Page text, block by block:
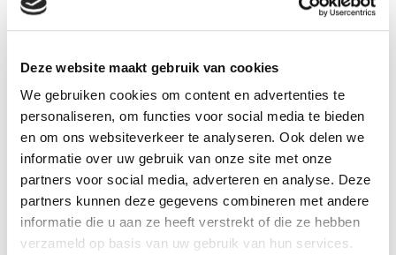
Deze website maakt gebruik van cookies
We gebruiken cookies om content en advertenties te
personaliseren, om functies voor social media te bieden
en om ons websiteverkeer te analyseren. Ook delen we
informatie over uw gebruik van onze site met onze
partners voor social media, adverteren en analyse. Deze
partners kunnen deze gegevens combineren met andere
informatie die u aan ze heeft verstrekt of die ze hebben
verzameld op basis van uw gebruik van hun services.
Breedte (cm):
29,8 cm
Material:
Kunststof
Artikel nummer:
1034223
Verantwoordelijk marktdeelnemer in de EU